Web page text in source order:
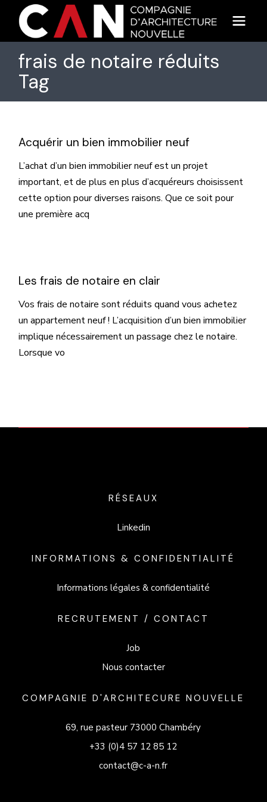
content
frais de notaire réduits
Tag
Acquérir un bien immobilier neuf
L’achat d’un bien immobilier neuf est un projet
important, et de plus en plus d’acquéreurs choisissent
cette option pour diverses raisons. Que ce soit pour
une première acq
Les frais de notaire en clair
Vos frais de notaire sont réduits quand vous achetez
un appartement neuf ! L’acquisition d’un bien immobilier
implique nécessairement un passage chez le notaire.
Lorsque vo
RÉSEAUX
Linkedin
INFORMATIONS & CONFIDENTIALITÉ
Informations légales & confidentialité
RECRUTEMENT / CONTACT
Job
Nous contacter
COMPAGNIE D'ARCHITECURE NOUVELLE
69, rue pasteur 73000 Chambéry
+33 (0)4 57 12 85 12
contact@c-a-n.fr